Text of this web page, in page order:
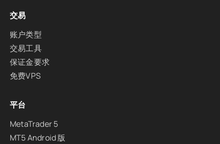
交易
账户类型
交易工具
保证金要求
免费VPS
平台
MetaTrader 5
MT5 Android 版